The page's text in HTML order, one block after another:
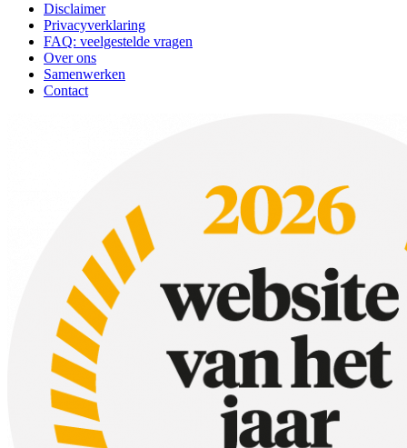
Disclaimer
Privacyverklaring
FAQ: veelgestelde vragen
Over ons
Samenwerken
Contact